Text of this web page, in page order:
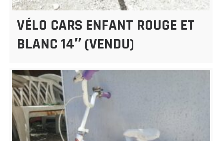
VÉLO CARS ENFANT ROUGE ET
BLANC 14″ (VENDU)